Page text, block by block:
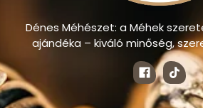
Dénes Méhészet: a Méhek
ajándéka – kiváló minőség,